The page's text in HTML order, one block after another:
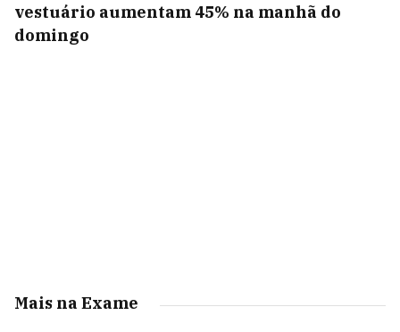
vestuário aumentam 45% na manhã do
domingo
Mais na Exame